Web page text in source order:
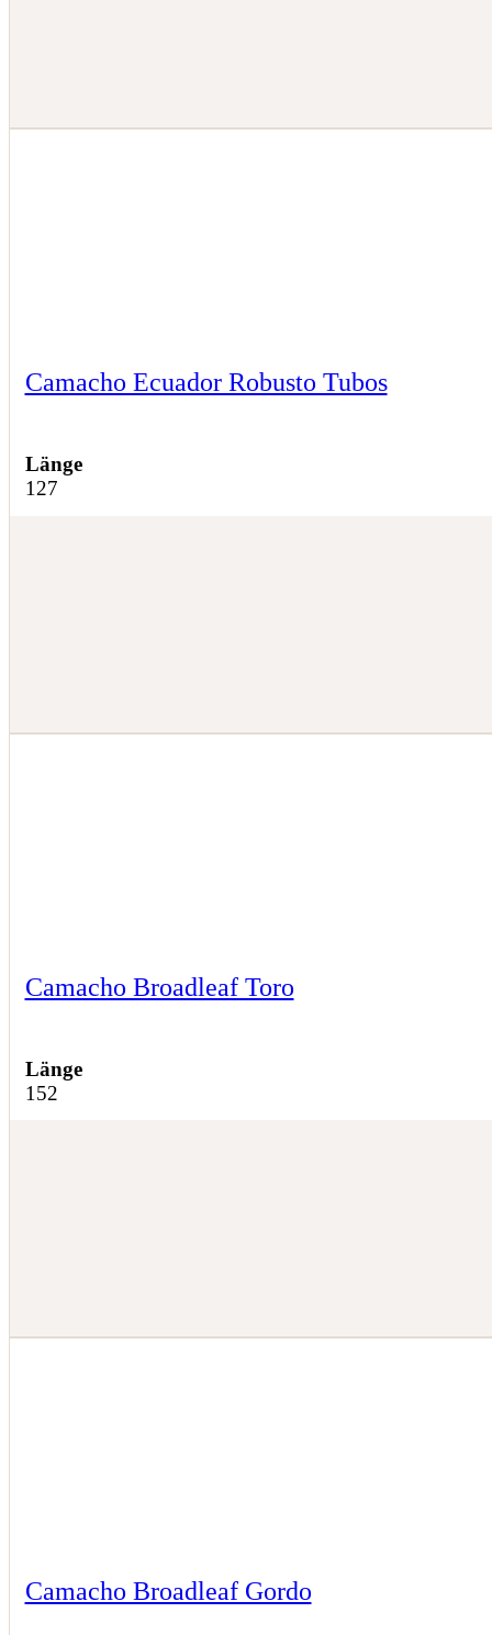
Camacho Ecuador Robusto Tubos
Länge
127
Camacho Broadleaf Toro
Länge
152
Camacho Broadleaf Gordo